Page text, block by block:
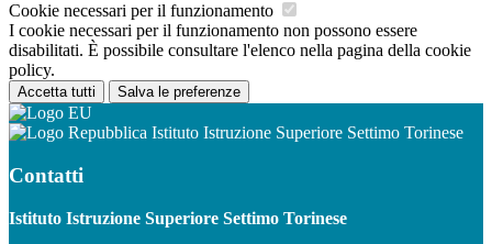
Cookie necessari per il funzionamento
I cookie necessari per il funzionamento non possono essere
disabilitati. È possibile consultare l'elenco nella pagina della cookie
policy.
Accetta tutti Salva le preferenze
Istituto Istruzione Superiore Settimo Torinese
Contatti
Istituto Istruzione Superiore Settimo Torinese